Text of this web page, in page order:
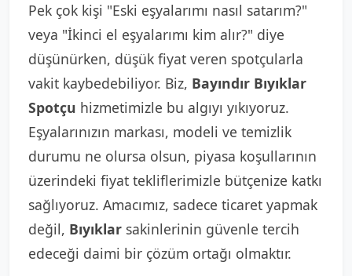
Pek çok kişi "Eski eşyalarımı nasıl satarım?"
veya "İkinci el eşyalarımı kim alır?" diye
düşünürken, düşük fiyat veren spotçularla
vakit kaybedebiliyor. Biz, Bayındır Bıyıklar
Spotçu hizmetimizle bu algıyı yıkıyoruz.
Eşyalarınızın markası, modeli ve temizlik
durumu ne olursa olsun, piyasa koşullarının
üzerindeki fiyat tekliflerimizle bütçenize katkı
sağlıyoruz. Amacımız, sadece ticaret yapmak
değil, Bıyıklar sakinlerinin güvenle tercih
edeceği daimi bir çözüm ortağı olmaktır.